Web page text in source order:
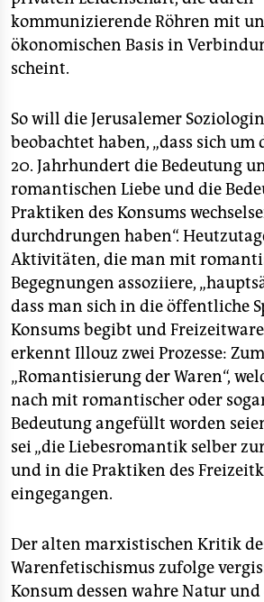
abo
genossenschaft
kommunizierende Röhren mit
ökonomischen Basis in
scheint.
So will die Jerusalemer
beobachtet haben, „dass sich um
20. Jahrhundert die Bedeutung
romantischen Liebe und die
Praktiken des Konsums
durchdrungen haben“.
Aktivitäten, die man mit
Begegnungen assoziiere,
dass man sich in die öffentliche
Konsums begibt und
erkennt Illouz zwei Prozesse:
„Romantisierung der Waren“,
nach mit romantischer oder
Bedeutung angefüllt worden
sei „die Liebesromantik selber
und in die Praktiken des
eingegangen.
Der alten marxistischen Kritik
Warenfetischismus zufolge
Konsum dessen wahre Natur